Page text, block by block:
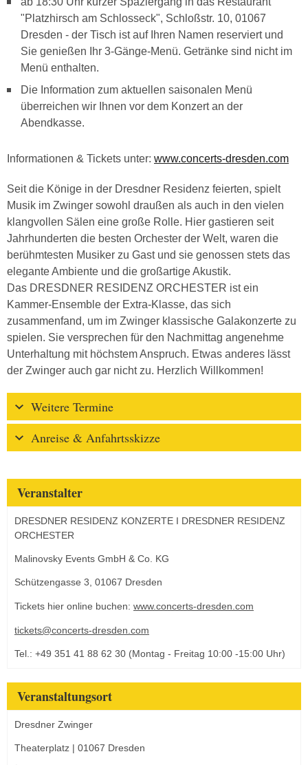
"Platzhirsch am Schlosseck", Schloßstr. 10, 01067
Dresden - der Tisch ist auf Ihren Namen reserviert und
Sie genießen Ihr 3-Gänge-Menü. Getränke sind nicht im
Menü enthalten.
Die Information zum aktuellen saisonalen Menü
überreichen wir Ihnen vor dem Konzert an der
Abendkasse.
Informationen & Tickets unter: www.concerts-dresden.com
Seit die Könige in der Dresdner Residenz feierten, spielt
Musik im Zwinger sowohl draußen als auch in den vielen
klangvollen Sälen eine große Rolle. Hier gastieren seit
Jahrhunderten die besten Orchester der Welt, waren die
berühmtesten Musiker zu Gast und sie genossen stets das
elegante Ambiente und die großartige Akustik.
Das DRESDNER RESIDENZ ORCHESTER ist ein
Kammer-Ensemble der Extra-Klasse, das sich
zusammenfand, um im Zwinger klassische Galakonzerte zu
spielen. Sie versprechen für den Nachmittag angenehme
Unterhaltung mit höchstem Anspruch. Etwas anderes lässt
der Zwinger auch gar nicht zu. Herzlich Willkommen!
Weitere Termine
Anreise & Anfahrtsskizze
Veranstalter
DRESDNER RESIDENZ KONZERTE I DRESDNER RESIDENZ
ORCHESTER
Malinovsky Events GmbH & Co. KG
Schützengasse 3, 01067 Dresden
Tickets hier online buchen: www.concerts-dresden.com
tickets@concerts-dresden.com
Tel.: +49 351 41 88 62 30 (Montag - Freitag 10:00 -15:00 Uhr)
Veranstaltungsort
Dresdner Zwinger
Theaterplatz | 01067 Dresden